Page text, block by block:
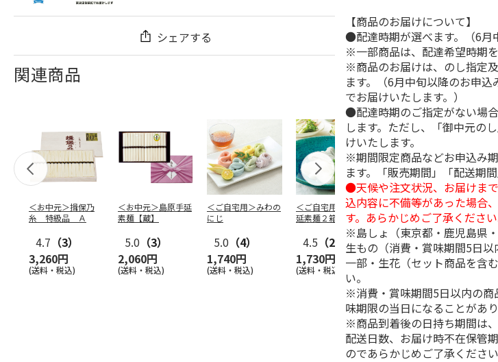
シェアする
関連商品
＜お中元＞揖保乃
糸 特級品 Ａ
4.7 （3）
3,260円
(送料・税込)
＜お中元＞島原手延
素麺【蔵】
5.0 （3）
2,060円
(送料・税込)
＜ご自宅用＞みわの
にじ
5.0 （4）
1,740円
(送料・税込)
＜ご自宅用＞島原手
延素麺２箱・黒ごま
4.5 （2）
1,730円
(送料・税込)
＜お中元＞島原手延
素麺３ｋｇ【古（ひ
ね）】
5.0（2）
3,980円
(送料・税込)
＜お
「国
手延
5.0
(送料
【商品のお届けについて】
●配達時期が選べます。（6月
※一部商品は、配達希望時期
※商品のお届けは、のし指定
ます。（6月中旬以降のお申
でお届けいたします。）
●配達時期のご指定がない場
します。ただし、「御中元の
けいたします。
※期間限定商品などお申込み
ます。「販売期間」「配送期
●天候や注文状況、お届けま
込内容に不備等があった場合
す。あらかじめご了承ください
※島しょ（東京都・鹿児島県
生もの（消費・賞味期間5日
一部・生花（セット商品を含
い。
※消費・賞味期間5日以内の商
味期限の当日になることがあ
※商品到着後の日持ち期間は
配送日数、お届け時不在保管
のであらかじめご了承ください